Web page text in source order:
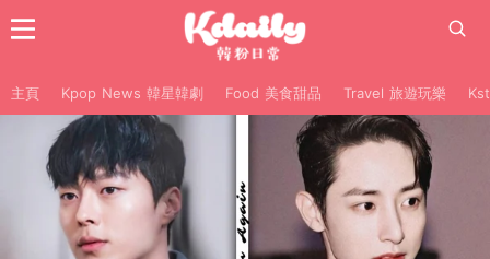
主頁 Kpop News 韓星韓劇 Food 美食甜品 Travel 旅遊玩樂